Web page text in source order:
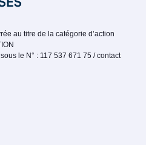
au titre de la catégorie d’action
le N° : 117 537 671 75 / contact